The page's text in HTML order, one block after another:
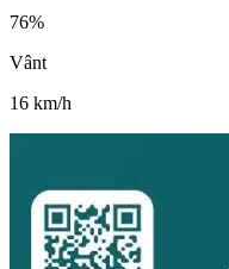
76%
Vânt
16 km/h